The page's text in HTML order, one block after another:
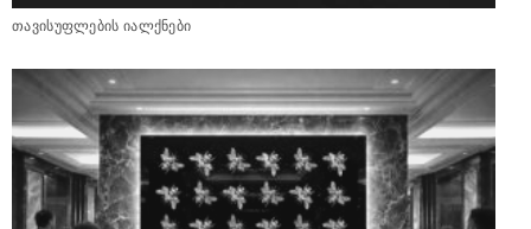
თავისუფლების იალქნები